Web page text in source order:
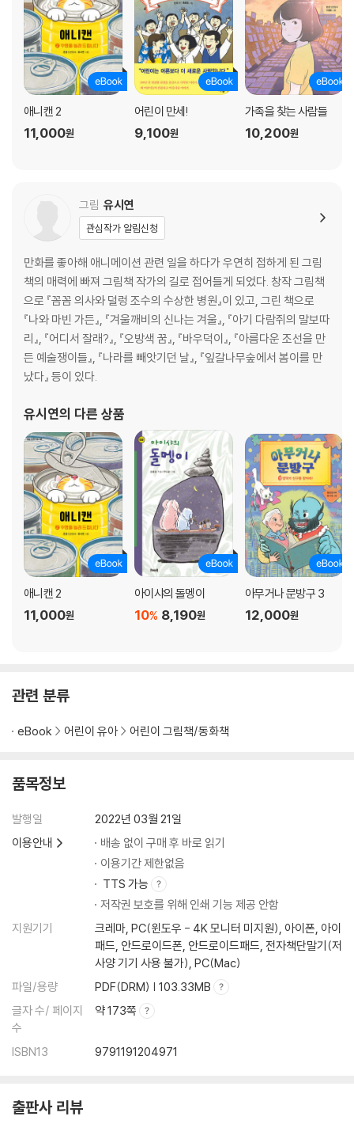
애니캔 2
11,000원
어린이 만세!
9,100원
가족을 찾는 사람들
10,200원
그림 유시연
관심작가 알림신청
만화를 좋아해 애니메이션 관련 일을 하다가 우연히 접하게 된 그림
책의 매력에 빠져 그림책 작가의 길로 접어들게 되었다. 창작 그림책
으로 『꼼꼼 의사와 덜렁 조수의 수상한 병원』이 있고, 그린 책으로
『나와 마빈 가든』, 『겨울깨비의 신나는 겨울』, 『아기 다람쥐의 말보따
리』, 『어디서 잘래?』, 『오방색 꿈』, 『바우덕이』, 『아름다운 조선을 만
든 예술쟁이들』, 『나라를 빼앗기던 날』, 『잎갈나무숲에서 봄이를 만
났다』 등이 있다.
유시연의 다른 상품
애니캔 2
11,000원
아이샤의 돌멩이
8,190원
10%
아무거나 문방구 3
12,000원
관련 분류
eBook 어린이 유아 어린이 그림책/동화책
품목정보
발행일
2022년 03월 21일
이용안내
배송 없이 구매 후 바로 읽기
이용기간 제한없음
TTS 가능
저작권 보호를 위해 인쇄 기능 제공 안함
지원기기
크레마, PC(윈도우 - 4K 모니터 미지원), 아이폰, 아이
패드, 안드로이드폰, 안드로이드패드, 전자책단말기(저
사양 기기 사용 불가), PC(Mac)
파일/용량
PDF(DRM) | 103.33MB
글자 수/ 페이지
수
약 173쪽
ISBN13 9791191204971
출판사 리뷰